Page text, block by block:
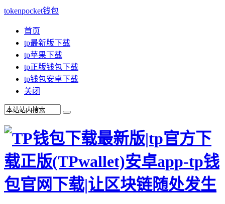
tokenpocket钱包
首页
tp最新版下载
tp苹果下载
tp正版钱包下载
tp钱包安卓下载
关闭